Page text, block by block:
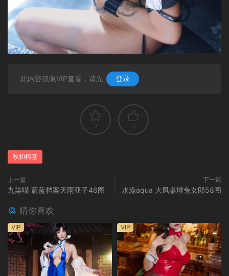
此内容仅限VIP查看，请先 登录
3 3
秋和柯基
上一篇
九柒喵 蔚蓝档案天雨亚子46图
下一篇
水淼aqua 大凤桌球兔女郎58图
猜你喜欢
VIP VIP